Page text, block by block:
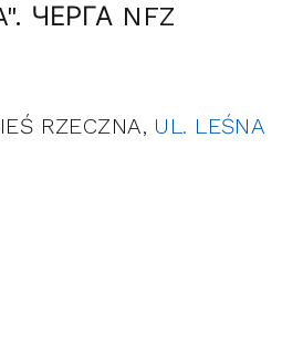
ЧЕРГА NFZ
RZECZNA, UL. LEŚNA